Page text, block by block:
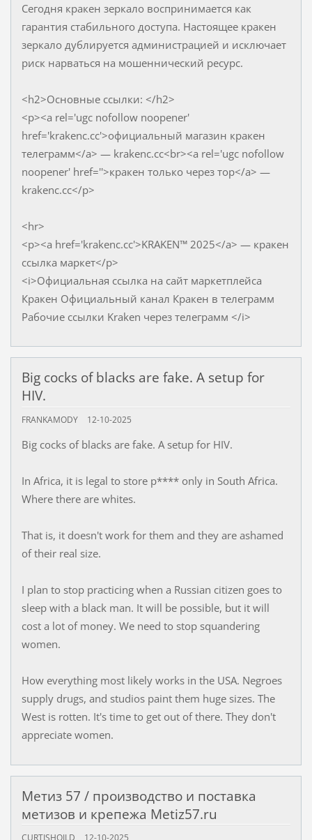
Сегодня кракен зеркало воспринимается как
гарантия стабильного доступа. Настоящее кракен
зеркало дублируется администрацией и исключает
риск нарваться на мошеннический ресурс.
<h2>Основные ссылки: </h2>
<p><a rel='ugc nofollow noopener'
href='krakenc.cc'>официальный магазин кракен
телеграмм</a> — krakenc.cc<br><a rel='ugc nofollow
noopener' href=''>кракен только через тор</a> —
krakenc.cc</p>
<hr>
<p><a href='krakenc.cc'>KRAKEN™ 2025</a> — кракен
ссылка маркет</p>
<i>Официальная ссылка на сайт маркетплейса
Кракен Официальный канал Кракен в телеграмм
Рабочие ссылки Kraken через телеграмм </i>
Big cocks of blacks are fake. A setup for
HIV.
FRANKAMODY 12-10-2025
Big cocks of blacks are fake. A setup for HIV.
In Africa, it is legal to store p**** only in South Africa.
Where there are whites.
That is, it doesn't work for them and they are ashamed
of their real size.
I plan to stop practicing when a Russian citizen goes to
sleep with a black man. It will be possible, but it will
cost a lot of money. We need to stop squandering
women.
How everything most likely works in the USA. Negroes
supply drugs, and studios paint them huge sizes. The
West is rotten. It's time to get out of there. They don't
appreciate women.
Метиз 57 / производство и поставка
метизов и крепежа Metiz57.ru
CURTISHOILD 12-10-2025